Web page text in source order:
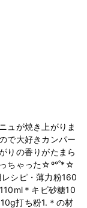
ュが焼き上がりま
で大好きカンパー
りの香りがたまら
ちゃった☆º°˚*☆
シピ・薄力粉160
＊キビ砂糖10
打ち粉1.＊の材